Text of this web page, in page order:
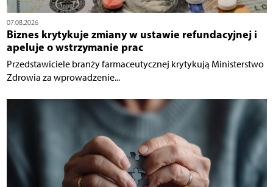
07.08.2026
Biznes krytykuje zmiany w ustawie refundacyjnej i
apeluje o wstrzymanie prac
Przedstawiciele branży farmaceutycznej krytykują Ministerstwo
Zdrowia za wprowadzenie...